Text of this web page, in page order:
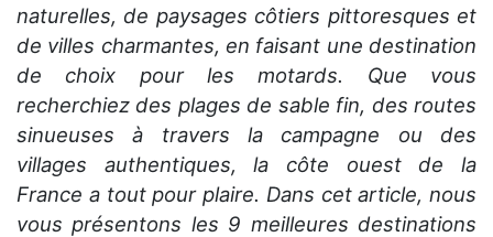
naturelles, de paysages côtiers pittoresques et
de villes charmantes, en faisant une destination
de choix pour les motards. Que vous
recherchiez des plages de sable fin, des routes
sinueuses à travers la campagne ou des
villages authentiques, la côte ouest de la
France a tout pour plaire. Dans cet article, nous
vous présentons les 9 meilleures destinations